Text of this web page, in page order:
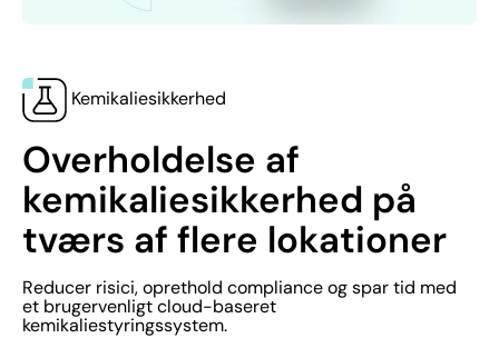
Kemikaliesikkerhed
Overholdelse af
kemikaliesikkerhed på
tværs af flere lokationer
Reducer risici, oprethold compliance og spar tid med
et brugervenligt cloud-baseret
kemikaliestyringssystem.